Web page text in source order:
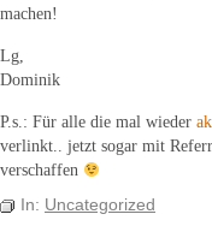
machen!
Lg,
Dominik
P.s.: Für alle die mal wieder
verlinkt.. jetzt sogar mit
verschaffen
In: Uncategorized